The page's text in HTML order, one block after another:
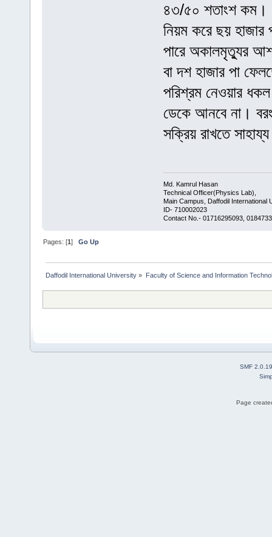
৪৩/৫০ শতাংশ কম।
নিয়ম করে ছয়
পারে অকালমৃত্যুর
বা দশ হাজার পা
পরিশ্রম নেওয়ার
ডেকে আনবে না।
সক্রিয় রাখতে
Md. Kamrul Hasan
Technical Officer(Physics Lab),
Main Campus, Daffodil International
ID- 710002023
Contact No.- 01716295093,
Pages: [1]Go Up
Daffodil International University » Faculty of Science and Information
SMF 2.0.19
Page